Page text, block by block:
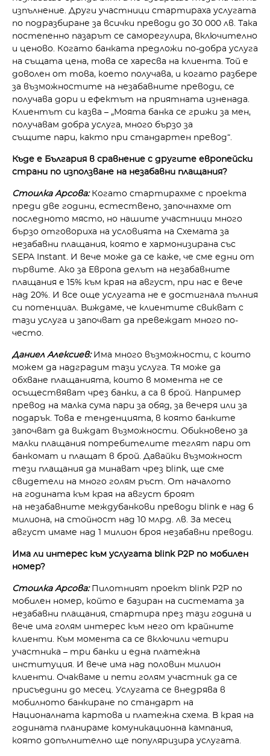
изпълнение. Други участници стартираха услугата
по подразбиране за всички преводи до 30 000 лв. Така
постепенно пазарът се саморегулира, включително
и ценово. Когато банката предложи по-добра услуга
на същата цена, това се харесва на клиента. Той е
доволен от това, което получава, и когато разбере
за възможностите на незабавните преводи, се
получава дори и ефектът на приятната изненада.
Клиентът си казва – „Моята банка се грижи за мен,
получавам добра услуга, много бързо за
същите пари, както при стандартен превод“.
Къде е България в сравнение с другите европейски
страни по използване на незабавни плащания?
Стоилка Арсова:Когато стартирахме с проекта
преди две години, естествено, започнахме от
последното място, но нашите участници много
бързо отговориха на условията на Схемата за
незабавни плащания, която е хармонизирана със
SEPA Instant. И вече може да се каже, че сме едни от
първите. Ако за Европа делът на незабавните
плащания е 15% към края на август, при нас е вече
над 20%. И все още услугата не е достигнала пълния
си потенциал. Виждаме, че клиентите свикват с
тази услуга и започват да превеждат много по-
често.
Даниел Алексиев:Има много възможности, с които
можем да надградим тази услуга. Тя може да
обхване плащанията, които в момента не се
осъществяват чрез банки, а са в брой. Например
превод на малка сума пари за обяд, за вечеря или за
подарък. Това е тенденцията, в която банките
започват да виждат възможности. Обикновено за
малки плащания потребителите теглят пари от
банкомат и плащат в брой. Давайки възможност
тези плащания да минават чрез blink, ще сме
свидетели на много голям ръст. От началото
на годината към края на август броят
на незабавните междубанкови преводи blink е над 6
милиона, на стойност над 10 млрд. лв. За месец
август имаме над 1 милион броя незабавни преводи.
Има ли интерес към услугата blink P2P по мобилен
номер?
Стоилка Арсова:Пилотният проект blink P2P по
мобилен номер, който е базиран на системата за
незабавни плащания, стартира през тази година и
вече има голям интерес към него от крайните
клиенти. Към момента са се включили четири
участника – три банки и една платежна
институция. И вече има над половин милион
клиенти. Очакваме и пети голям участник да се
присъедини до месец. Услугата се внедрява в
мобилното банкиране по стандарт на
Националната картова и платежна схема. В края на
годината планираме комуникационна кампания,
която допълнително ще популяризира услугата.